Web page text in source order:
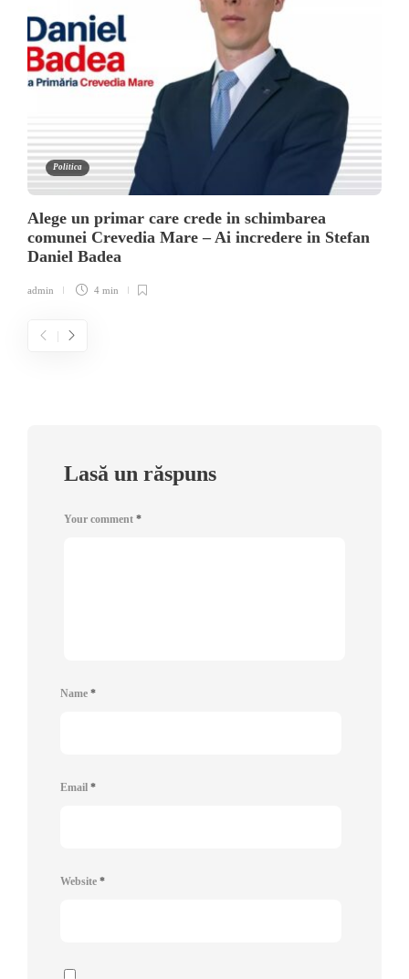
Politica
Alege un primar care crede in schimbarea
comunei Crevedia Mare – Ai incredere in Stefan
Daniel Badea
admin 4 min
Lasă un răspuns
Your comment *
Name *
Email *
Website *